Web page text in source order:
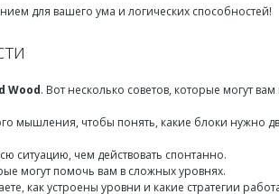
для вашего ума и логических способностей!
Wood. Вот несколько советов, которые могут
мышления, чтобы понять, какие блоки нужно
ситуацию, чем действовать спонтанно.
могут помочь вам в сложных уровнях.
как устроены уровни и какие стратегии